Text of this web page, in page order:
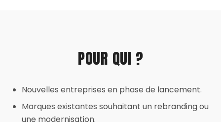
POUR QUI ?
Nouvelles entreprises en phase de lancement.
Marques existantes souhaitant un rebranding ou
une modernisation.